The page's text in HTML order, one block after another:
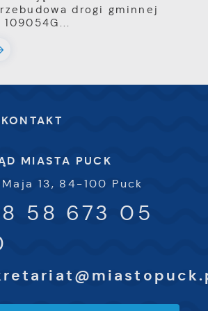
drogi gminnej
109054G...
KONTAKT
MIASTA PUCK
Maja 13, 84-100 Puck
58 673 05